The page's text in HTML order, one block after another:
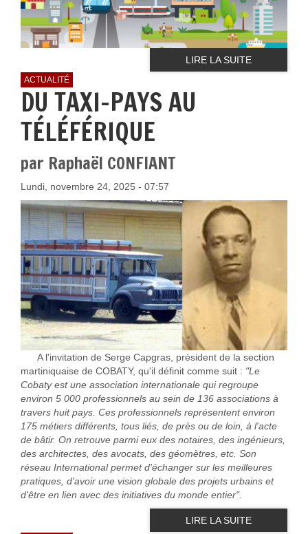
LIRE LA SUITE
ACTUALITÉ
DU TAXI-PAYS AU
TÉLÉFÉRIQUE
par Raphaël CONFIANT
Lundi, novembre 24, 2025 - 07:57
A l'invitation de Serge Capgras, président de la section
martiniquaise de COBATY, qu'il définit comme suit : "Le
Cobaty est une association internationale qui regroupe
environ 5 000 professionnels au sein de 136 associations à
travers huit pays. Ces professionnels représentent environ
175 métiers différents, tous liés, de près ou de loin, à l'acte
de bâtir. On retrouve parmi eux des notaires, des ingénieurs,
des architectes, des avocats, des géomètres, etc. Son
réseau International permet d'échanger sur les meilleures
pratiques, d'avoir une vision globale des projets urbains et
d'être en lien avec des initiatives du monde entier".
LIRE LA SUITE